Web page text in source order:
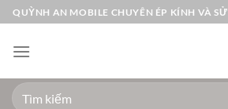
Bỏ
qua
nội
QUỲNH AN MOBILE CHUYÊN ÉP KÍNH VÀ
Tìm